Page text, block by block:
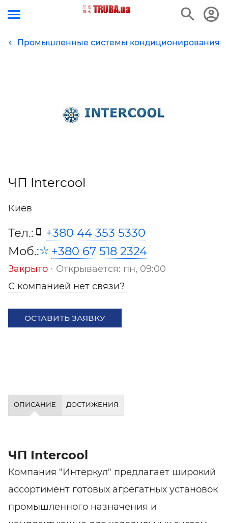
Промышленные системы кондиционирования
ЧП Intercool
Киев
Тел.:
+380 44 353 5330
Моб.:
+380 67 518 2324
Закрыто ⋅ Открывается: пн, 09:00
С компанией нет связи?
ОСТАВИТЬ ЗАЯВКУ
ОПИСАНИЕ ДОСТИЖЕНИЯ
ЧП Intercool
Компания "Интеркул" предлагает широкий
ассортимент готовых агрегатных установок
промышленного назначения и